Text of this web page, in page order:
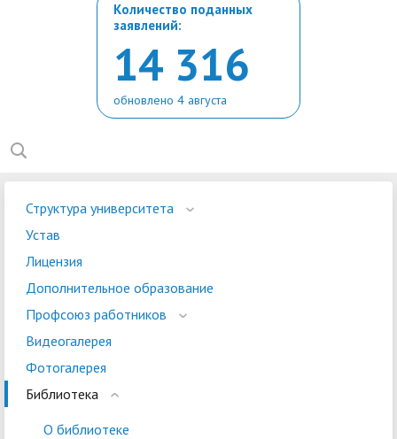
Количество поданных
заявлений:
14 316
обновлено 4 августа
Структура университета
Устав
Лицензия
Дополнительное образование
Профсоюз работников
Видеогалерея
Фотогалерея
Библиотека
О библиотеке